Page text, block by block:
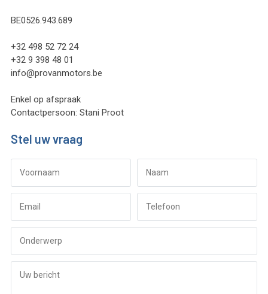
BE0526.943.689
+32 498 52 72 24
+32 9 398 48 01
info@provanmotors.be
Enkel op afspraak
Contactpersoon: Stani Proot
Stel uw vraag